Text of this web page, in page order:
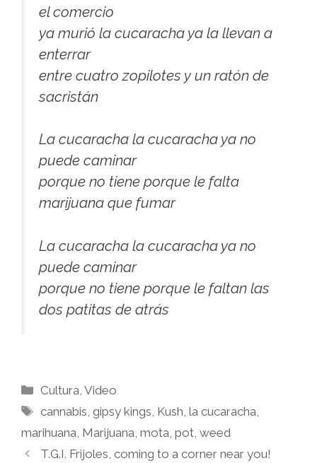
el comercio
ya murió la cucaracha ya la llevan a
enterrar
entre cuatro zopilotes y un ratón de
sacristán
La cucaracha la cucaracha ya no
puede caminar
porque no tiene porque le falta
marijuana que fumar
La cucaracha la cucaracha ya no
puede caminar
porque no tiene porque le faltan las
dos patitas de atrás
Categories
Cultura,Video
Tags
cannabis,gipsy kings, Kush,la cucaracha,
marihuana, Marijuana, mota, pot, weed
T.G.I. Frijoles, coming to a corner near you!